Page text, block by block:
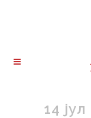
14 јул